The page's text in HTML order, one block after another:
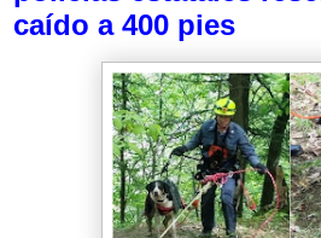
caído a 400 pies